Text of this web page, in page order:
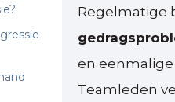
Regelmatige
en
Teamleden